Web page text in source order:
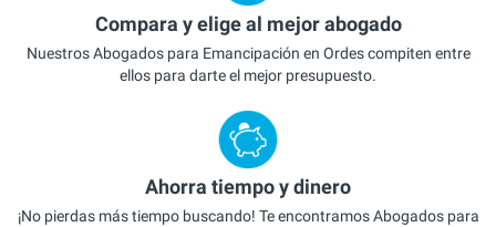
Compara y elige al mejor abogado
Nuestros Abogados para Emancipación en Ordes compiten entre
ellos para darte el mejor presupuesto.
Ahorra tiempo y dinero
¡No pierdas más tiempo buscando! Te encontramos Abogados para